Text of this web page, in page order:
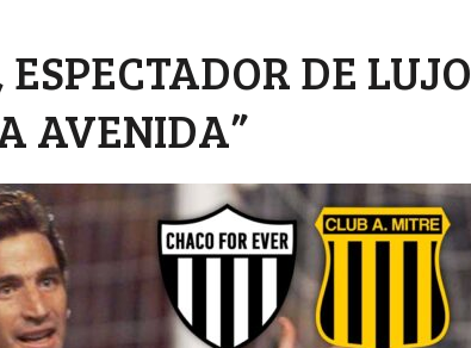
SEMIFINAL EN PAMPA
DE LUJO
AVENIDA”